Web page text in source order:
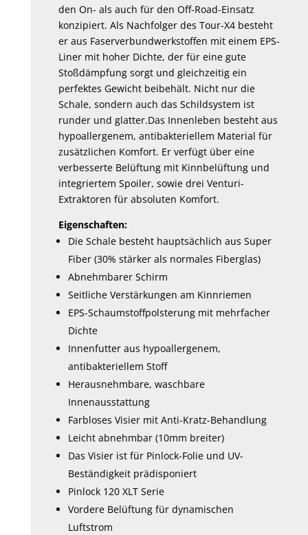
den On- als auch für den Off-Road-Einsatz
konzipiert. Als Nachfolger des Tour-X4 besteht
er aus Faserverbundwerkstoffen mit einem EPS-
Liner mit hoher Dichte, der für eine gute
Stoßdämpfung sorgt und gleichzeitig ein
perfektes Gewicht beibehält. Nicht nur die
Schale, sondern auch das Schildsystem ist
runder und glatter.Das Innenleben besteht aus
hypoallergenem, antibakteriellem Material für
zusätzlichen Komfort. Er verfügt über eine
verbesserte Belüftung mit Kinnbelüftung und
integriertem Spoiler, sowie drei Venturi-
Extraktoren für absoluten Komfort.
Eigenschaften:
Die Schale besteht hauptsächlich aus Super
Fiber (30% stärker als normales Fiberglas)
Abnehmbarer Schirm
Seitliche Verstärkungen am Kinnriemen
EPS-Schaumstoffpolsterung mit mehrfacher
Dichte
Innenfutter aus hypoallergenem,
antibakteriellem Stoff
Herausnehmbare, waschbare
Innenausstattung
Farbloses Visier mit Anti-Kratz-Behandlung
Leicht abnehmbar (10mm breiter)
Das Visier ist für Pinlock-Folie und UV-
Beständigkeit prädisponiert
Pinlock 120 XLT Serie
Vordere Belüftung für dynamischen
Luftstrom